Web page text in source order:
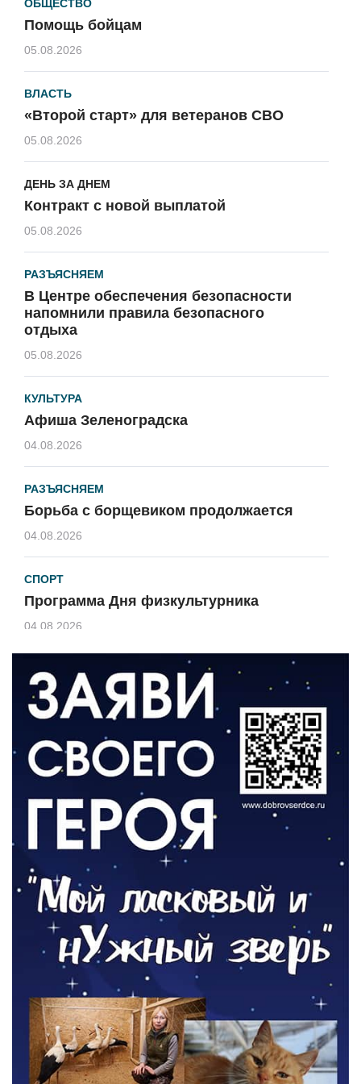
ОБЩЕСТВО
Помощь бойцам
05.08.2026
ВЛАСТЬ
«Второй старт» для ветеранов СВО
05.08.2026
ДЕНЬ ЗА ДНЕМ
Контракт с новой выплатой
05.08.2026
РАЗЪЯСНЯЕМ
В Центре обеспечения безопасности
напомнили правила безопасного
отдыха
05.08.2026
КУЛЬТУРА
Афиша Зеленоградска
04.08.2026
РАЗЪЯСНЯЕМ
Борьба с борщевиком продолжается
04.08.2026
СПОРТ
Программа Дня физкультурника
04.08.2026
ЗЕМЛЯКИ
«Мы радовались, так как видели
результат своего труда»
О ЧЕМ ПИСАЛА ГАЗЕТА
По страницам архивных газет
03.08.2026